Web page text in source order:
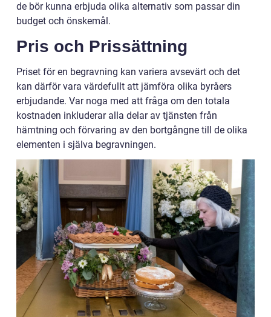
de bör kunna erbjuda olika alternativ som passar din
budget och önskemål.
Pris och Prissättning
Priset för en begravning kan variera avsevärt och det
kan därför vara värdefullt att jämföra olika byråers
erbjudande. Var noga med att fråga om den totala
kostnaden inkluderar alla delar av tjänsten från
hämtning och förvaring av den bortgångne till de olika
elementen i själva begravningen.